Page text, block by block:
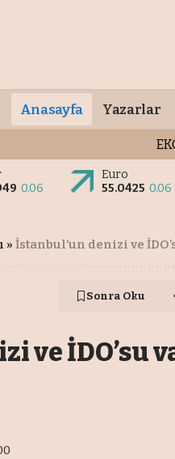
Anasayfa Yazarlar
0.06
Euro
55.0425 0.06
» İstanbul’un denizi ve
Sonra Oku
ve İDO’su